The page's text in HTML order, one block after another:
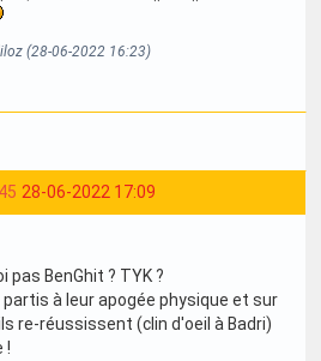
(28-06-2022 16:23)
28-06-2022 17:09
BenGhit ? TYK ?
partis à leur apogée physique et sur
re-réussissent (clin d'oeil à Badri)
!